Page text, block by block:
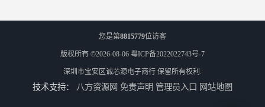
您是第8815779位访客
版权所有 ©2026-08-06 粤ICP备2022022743号-7
深圳市宝安区诚芯源电子商行 保留所有权利.
技术支持： 八方资源网 免责声明 管理员入口 网站地图